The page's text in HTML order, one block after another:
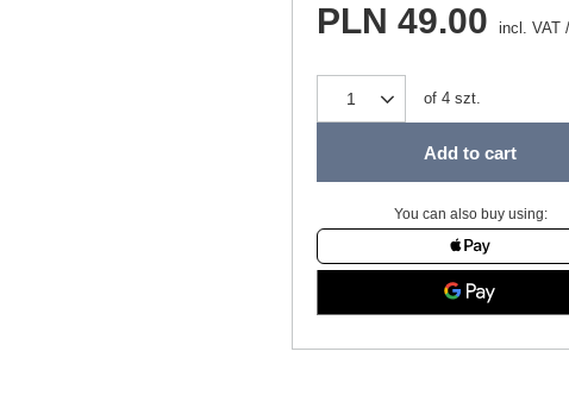
PLN 49.00 incl. VAT /
of 4 szt.
Add to cart
You can also buy using: